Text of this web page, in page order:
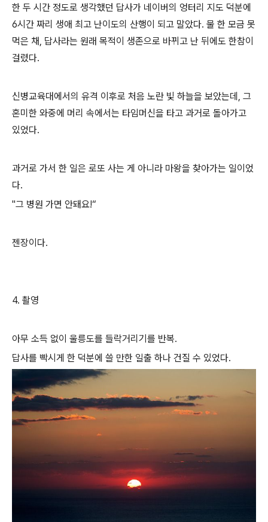
한 두 시간 정도로 생각했던 답사가 네이버의 엉터리 지도 덕분에
6시간 짜리 생애 최고 난이도의 산행이 되고 말았다. 물 한 모금 못
먹은 채, 답사라는 원래 목적이 생존으로 바뀌고 난 뒤에도 한참이
걸렸다.
신병교육대에서의 유격 이후로 처음 노란 빛 하늘을 보았는데, 그
혼미한 와중에 머리 속에서는 타임머신을 타고 과거로 돌아가고
있었다.
과거로 가서 한 일은 로또 사는 게 아니라 마왕을 찾아가는 일이었
다.
"그 병원 가면 안돼요!“
젠장이다.
4. 촬영
아무 소득 없이 울릉도를 들락거리기를 반복.
답사를 빡시게 한 덕분에 쓸 만한 일출 하나 건질 수 있었다.